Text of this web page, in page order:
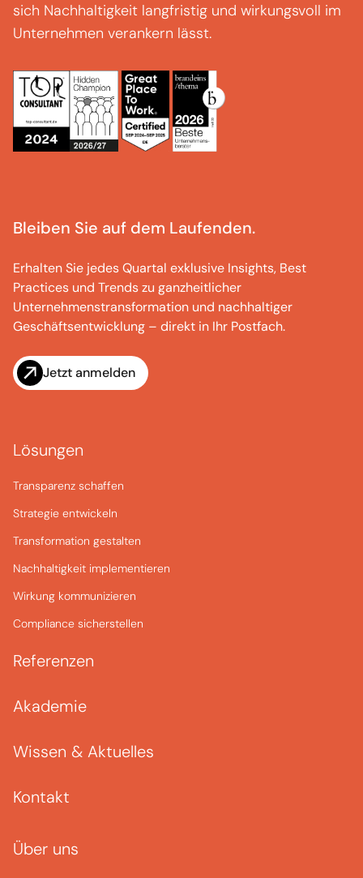
sich Nachhaltigkeit langfristig und wirkungsvoll im
Unternehmen verankern lässt.
Bleiben Sie auf dem Laufenden.
Erhalten Sie jedes Quartal exklusive Insights, Best
Practices und Trends zu ganzheitlicher
Unternehmenstransformation und nachhaltiger
Geschäftsentwicklung – direkt in Ihr Postfach.
Jetzt anmelden
Lösungen
Transparenz schaffen
Strategie entwickeln
Transformation gestalten
Nachhaltigkeit implementieren
Wirkung kommunizieren
Compliance sicherstellen
Referenzen
Akademie
Wissen & Aktuelles
Kontakt
Über uns